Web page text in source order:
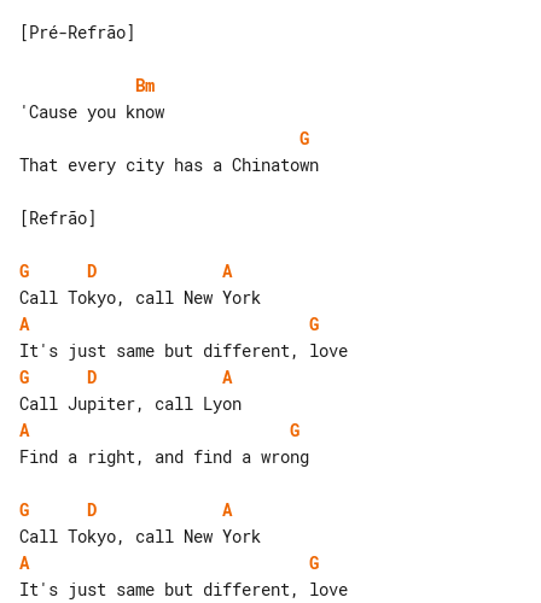
[Pré-Refrão]
Bm
G
That every city has a Chinatown
[Refrão]
G D
A
A
G
G
D
A
A
G
Find a right, and find a wrong
G D
A
A
G